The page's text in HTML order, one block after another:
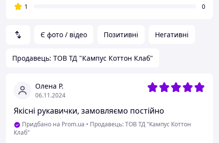
Є фото / відео Позитивні Негативні
Продавець: ТОВ ТД "Кампус Коттон Клаб"
Олена Р.
06.11.2024
Якісні рукавички, замовляємо постійно
Придбано на Prom.ua • Продавець: ТОВ ТД "Кампус Коттон
Клаб"
1
0